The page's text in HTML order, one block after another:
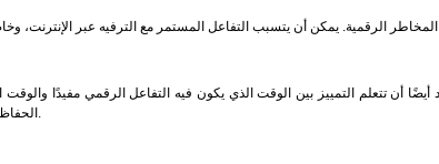
أن تتعلم التمييز بين الوقت الذي يكون فيه التفاعل الرقمي مفيدًا
الحفاظ على التوازن وتجنب الآثار السلبية على الصحة النفسية.